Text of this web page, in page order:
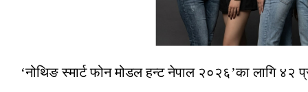
‘नोथिङ स्मार्ट फोन मोडल हन्ट नेपाल २०२६’का लागि ४२